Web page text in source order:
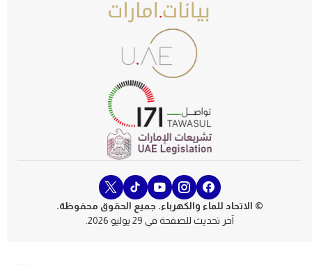
© الاتحاد للماء والكهرباء. جميع الحقوق محفوظة.
آخر تحديث للصفحة في 29 يوليو 2026.